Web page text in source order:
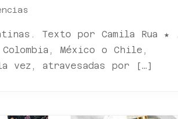
Texto por Camila Rua ★ .
México o Chile,
vez, atravesadas por […]